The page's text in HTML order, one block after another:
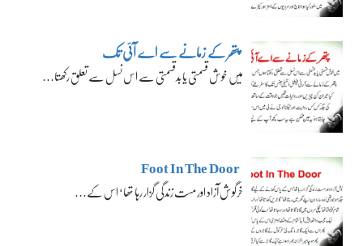
پتھر کے زمانے سے اے آئی تک
میں خوش قسمتی یا بدقسمتی سے اس نسل سے تعلق رکھتا…
Foot In The Door
خرگوش آزاد اور مست زندگی گزار رہا تھا‘ اس کے…